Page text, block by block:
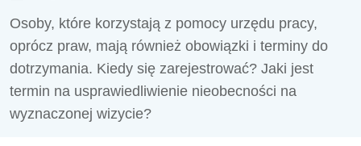
Osoby, które korzystają z pomocy urzędu pracy,
oprócz praw, mają również obowiązki i terminy do
dotrzymania. Kiedy się zarejestrować? Jaki jest
termin na usprawiedliwienie nieobecności na
wyznaczonej wizycie?